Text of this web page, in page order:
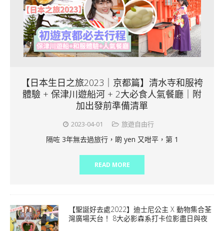
【日本生日之旅2023｜京都篇】清水寺和服袴
體驗 + 保津川遊船河 + 2大必食人氣餐廳｜附
加出發前準備清單
2023-04-01 旅遊自由行
隔咗 3年無去過旅行，啲 yen 又咁平，第 1
READ MORE
【聖誕好去處2022】迪士尼公主 X 動物集合荃
灣廣場天台！ 8大必影森系打卡位影盡日與夜